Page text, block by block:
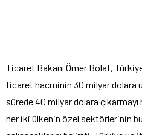
Ticaret Bakanı Ömer Bolat,
ticaret hacminin 30 milyar dolara
sürede 40 milyar dolara
her iki ülkenin özel sektörlerinin